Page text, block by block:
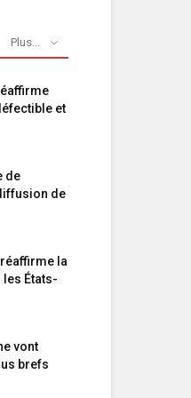
Plus...
et
de
de
la
États-
vont
brefs